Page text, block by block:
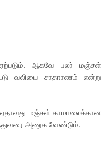
ஆகவே பலர் மஞ்சள்
வலியை சாதாரணம் என்று
ஏதாவது மஞ்சள் காமாலைக்கான
அணுக வேண்டும்.